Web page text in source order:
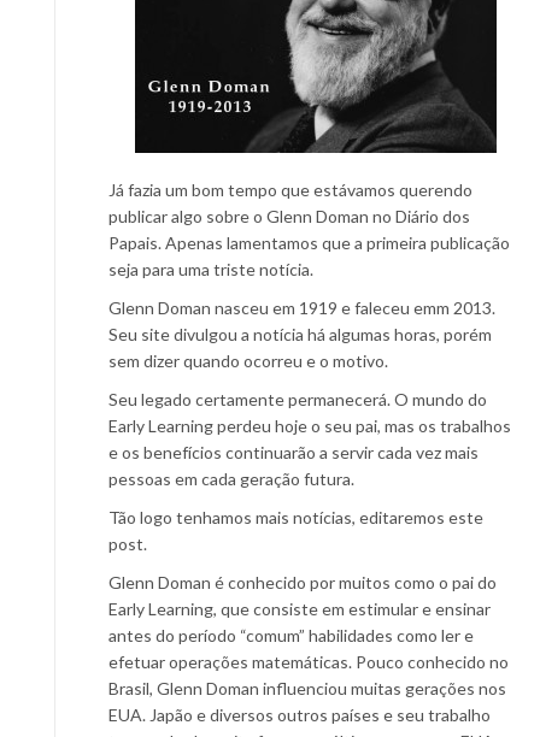
Já fazia um bom tempo que estávamos querendo
publicar algo sobre o Glenn Doman no Diário dos
Papais. Apenas lamentamos que a primeira publicação
seja para uma triste notícia.
Glenn Doman nasceu em 1919 e faleceu emm 2013.
Seu site divulgou a notícia há algumas horas, porém
sem dizer quando ocorreu e o motivo.
Seu legado certamente permanecerá. O mundo do
Early Learning perdeu hoje o seu pai, mas os trabalhos
e os benefícios continuarão a servir cada vez mais
pessoas em cada geração futura.
Tão logo tenhamos mais notícias, editaremos este
post.
Glenn Doman é conhecido por muitos como o pai do
Early Learning, que consiste em estimular e ensinar
antes do período “comum” habilidades como ler e
efetuar operações matemáticas. Pouco conhecido no
Brasil, Glenn Doman influenciou muitas gerações nos
EUA. Japão e diversos outros países e seu trabalho